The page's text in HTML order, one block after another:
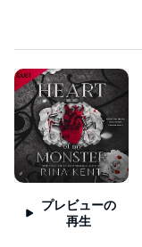
プレビューの
再生